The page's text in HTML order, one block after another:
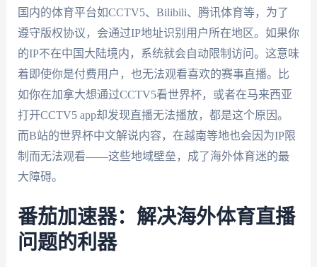
国内的体育平台如CCTV5、Bilibili、腾讯体育等，为了
遵守版权协议，会通过IP地址识别用户所在地区。如果你
的IP不在中国大陆境内，系统就会自动限制访问。这意味
着即使你是付费用户，也无法观看喜欢的赛事直播。比
如你在加拿大想通过CCTV5看世界杯，或者在马来西亚
打开CCTV5 app却发现直播无法播放，都是这个原因。
而B站的世界杯中文解说内容，在越南等地也会因为IP限
制而无法观看——这些地域壁垒，成了海外体育迷的最
大障碍。
番茄加速器：解决海外体育直播
问题的利器